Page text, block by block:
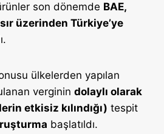
son dönemde BAE,
üzerinden Türkiye’ye
ülkelerden yapılan
verginin dolaylı olarak
etkisiz kılındığı) tespit
başlatıldı.